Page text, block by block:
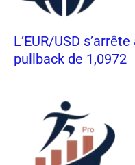
L’EUR/USD
pullback de 1,0972